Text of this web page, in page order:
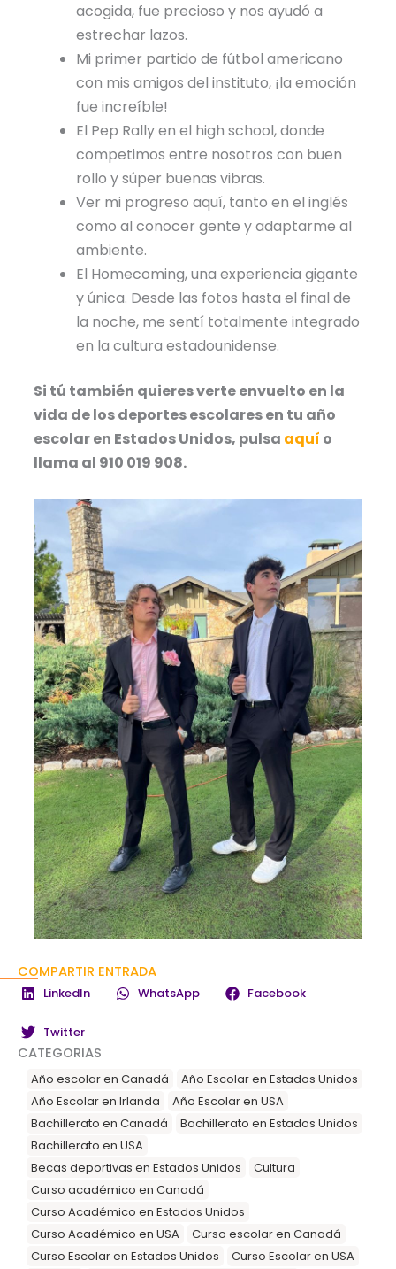
acogida, fue precioso y nos ayudó a
estrechar lazos.
Mi primer partido de fútbol americano
con mis amigos del instituto, ¡la emoción
fue increíble!
El Pep Rally en el high school, donde
competimos entre nosotros con buen
rollo y súper buenas vibras.
Ver mi progreso aquí, tanto en el inglés
como al conocer gente y adaptarme al
ambiente.
El Homecoming, una experiencia gigante
y única. Desde las fotos hasta el final de
la noche, me sentí totalmente integrado
en la cultura estadounidense.
Si tú también quieres verte envuelto en la
vida de los deportes escolares en tu año
escolar en Estados Unidos, pulsa aquí o
llama al 910 019 908.
COMPARTIR ENTRADA
LinkedIn WhatsApp Facebook
Twitter
CATEGORIAS
Año escolar en Canadá
Año Escolar en Estados Unidos
Año Escolar en Irlanda
Año Escolar en USA
Bachillerato en Canadá
Bachillerato en Estados Unidos
Bachillerato en USA
Becas deportivas en Estados Unidos
Cultura
Curso académico en Canadá
Curso Académico en Estados Unidos
Curso Académico en USA
Curso escolar en Canadá
Curso Escolar en Estados Unidos
Curso Escolar en USA